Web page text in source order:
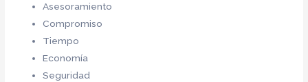
Asesoramiento
Compromiso
Tiempo
Economía
Seguridad